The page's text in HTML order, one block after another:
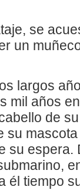
se
un
largos
mil años
de
su
su espera.
él tiempo